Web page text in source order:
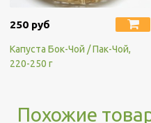
250 руб
Капуста Бок-Чой / Пак-Чой,
220-250 г
Похожие